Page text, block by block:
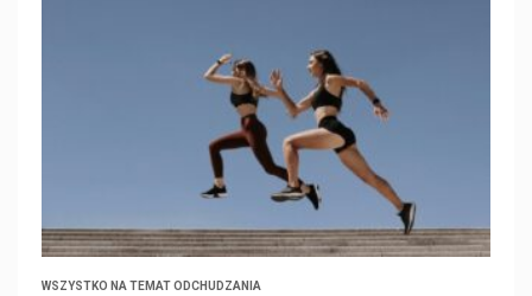
WSZYSTKO NA TEMAT ODCHUDZANIA